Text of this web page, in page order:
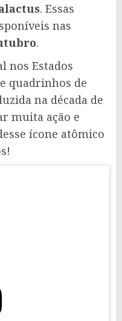
. Essas
nas
.
nos Estados
quadrinhos de
na década de
muita ação e
ícone atômico